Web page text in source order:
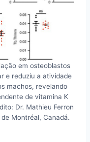
em osteoblastos
e reduziu a atividade
machos, revelando
de vitamina K
Dr. Mathieu Ferron
Montréal, Canadá.